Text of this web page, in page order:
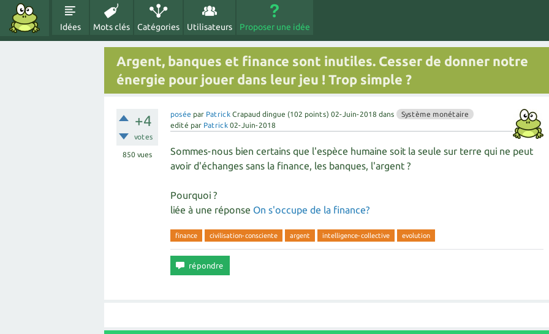
Idées Mots clés Catégories Utilisateurs Proposer une idée
Argent, banques et finance sont inutiles. Cesser de donner notre
énergie pour jouer dans leur jeu ! Trop simple ?
+4
votes
850vues
posée par Patrick Crapaud dingue (102 points) 02-Juin-2018 dans
Système monétaire
edité par Patrick 02-Juin-2018
Sommes-nous bien certains que l'espèce humaine soit la seule sur terre qui ne peut
avoir d'échanges sans la finance, les banques, l'argent ?
Pourquoi ?
liée à une réponse On s'occupe de la finance?
finance civilisation-consciente argent intelligence-collective evolution